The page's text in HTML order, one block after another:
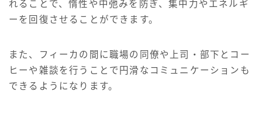
れることで、惰性や中弛みを防ぎ、集中力やエネルギ
ーを回復させることができます。
また、フィーカの間に職場の同僚や上司・部下とコー
ヒーや雑談を行うことで円滑なコミュニケーションも
できるようになります。